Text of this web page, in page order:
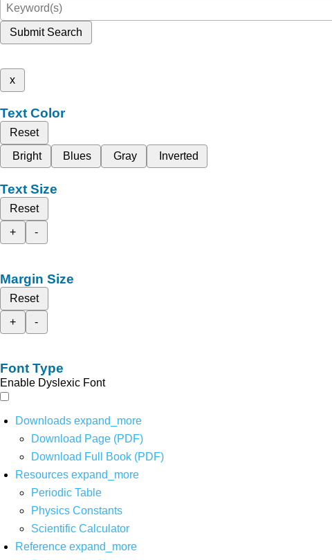
Submit Search
x
Text Color
Reset
Bright
Blues Gray Inverted
Text Size
Reset
+
-
Margin Size
Reset
+
-
Font Type
Enable Dyslexic Font
Downloads expand_more
Download Page (PDF)
Download Full Book (PDF)
Resources expand_more
Periodic Table
Physics Constants
Scientific Calculator
Reference expand_more